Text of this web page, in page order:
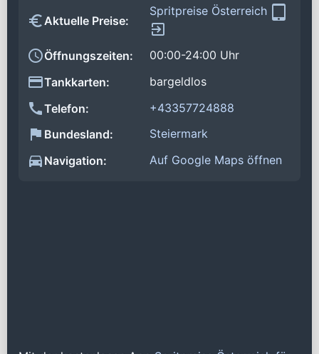
Aktuelle Preise:
Spritpreise Österreich
Öffnungszeiten:
00:00-24:00 Uhr
Tankkarten:
bargeldlos
Telefon:
+43357724888
Bundesland:
Steiermark
Navigation:
Auf Google Maps öffnen